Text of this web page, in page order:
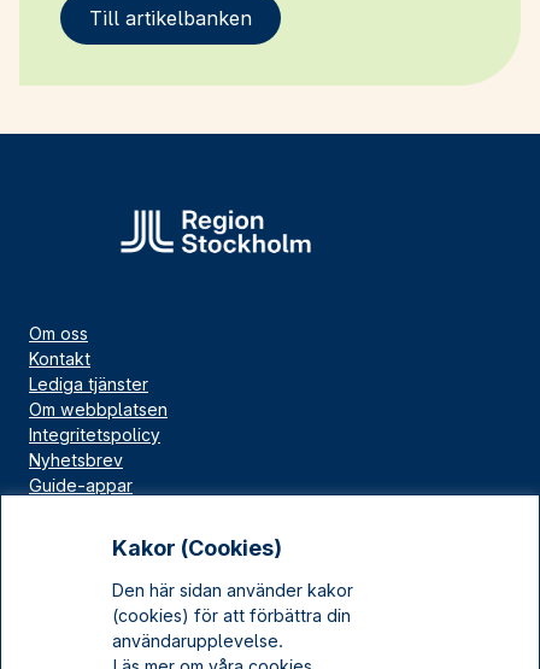
Kakor (Cookies)
Den här sidan använder kakor
(cookies) för att förbättra din
användarupplevelse.
Till artikelbanken
Om oss
Kontakt
Lediga tjänster
Om webbplatsen
Integritetspolicy
Nyhetsbrev
Guide-appar
Kulturarv Stockholm
Sociala medier